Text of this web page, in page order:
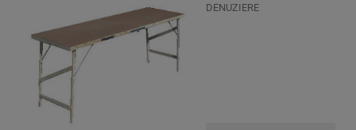
DENUZIERE